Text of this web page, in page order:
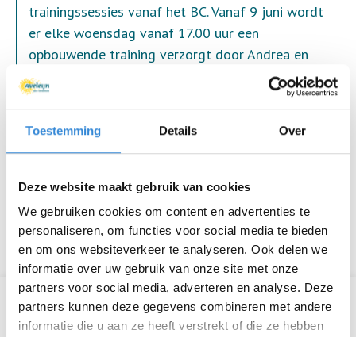
Toestemming Details Over
Deze website maakt gebruik van cookies
We gebruiken cookies om content en advertenties te
personaliseren, om functies voor social media te bieden
en om ons websiteverkeer te analyseren. Ook delen we
informatie over uw gebruik van onze site met onze
partners voor social media, adverteren en analyse. Deze
partners kunnen deze gegevens combineren met andere
informatie die u aan ze heeft verstrekt of die ze hebben
Informatie
trainingssessies vanaf het BC. Vanaf 9 juni wordt
er elke woensdag vanaf 17.00 uur een
opbouwende training verzorgt door Andrea en
Anne Marie. Genoeg tijd om op te bouwen naar
een rondje van 4,2 km in september.
uitnodiging sturen in je agenda, die je per week
aantal deelnemers besluiten we of de training
doorgaat.